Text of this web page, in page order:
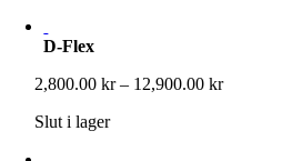
D-Flex
2,800.00kr – 12,900.00krPrisintervall:
Slut i lager